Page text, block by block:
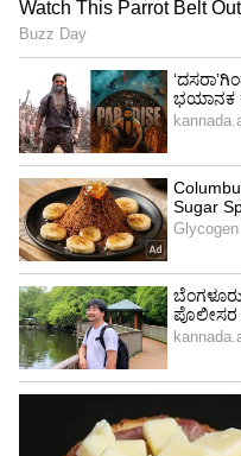
ಆಗ ನಾನು ಅವನಿಗೆ